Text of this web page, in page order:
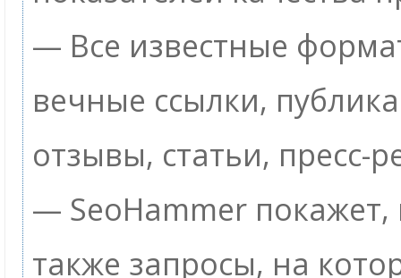
— Все известные
вечные ссылки,
отзывы, статьи, пресс-
— SeoHammer покажет,
также запросы, на